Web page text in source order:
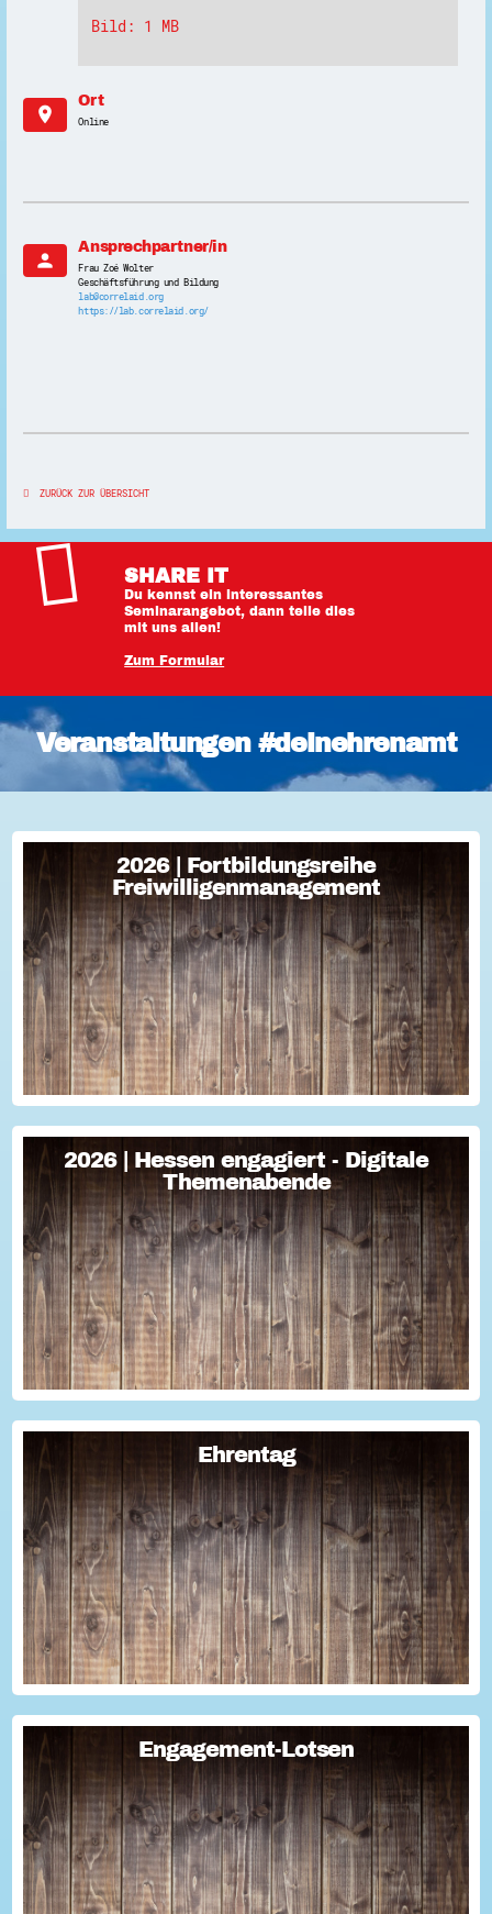
Bild: 1 MB
location_on
Ort
Online
person
Ansprechpartner/in
Frau Zoé Wolter
Geschäftsführung und Bildung
lab@correlaid.org
https://lab.correlaid.org/
ZURÜCK ZUR ÜBERSICHT
SHARE IT
Du kennst ein interessantes
Seminarangebot, dann teile dies
mit uns allen!
Zum Formular
Veranstaltungen #deinehrenamt
2026 | Fortbildungsreihe
Freiwilligenmanagement
2026 | Fortbildungsreihe
Freiwilligenmanagement
Freiwilligenmanagement Kompakt Strategisches
Freiwilligenmanagement und praktische Umsetzung Im Fokus
Teil 1 Für Engagement begeistern: Freiwillige gewinnen Im
Fokus Teil 2 Eine Frage der H...
2026 | Hessen engagiert - Digitale
Themenabende
2026 | Hessen engagiert - Digitale
Themenabende
Sie haben Fragen zum Thema "Versicherung im Ehrenamt"?
Oder wollten schon immer mal lernen, wie man Engagement-
Geschichten für die Öffentlichkeitsarbeit des Vereins
nutzen kann? Dann haben wir da was!...
Ehrentag
Ehrentag
Macht den Ehrentag mit eurer Aktion zu eurem "hessischen
Ehrentag"...
Engagement-Lotsen
Engagement-Lotsen
Engagement-Lotsen tragen zu einer lebendigen
Engagementkultur und damit zu einer höheren
Lebensqualität für sich und andere bei. Sie bringen ihre
Erfahrungen im bürgerschaftlichen Engagement ein und ü...